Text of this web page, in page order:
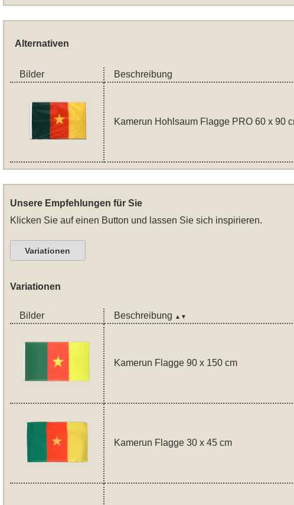
Alternativen
Bilder Beschreibung
Kamerun Hohlsaum Flagge PRO 60 x 90
Unsere Empfehlungen für Sie
Klicken Sie auf einen Button und lassen Sie sich inspirieren.
Variationen
Variationen
Bilder Beschreibung ▲▼
Kamerun Flagge 90 x 150 cm
Kamerun Flagge 30 x 45 cm